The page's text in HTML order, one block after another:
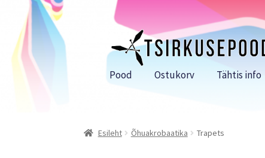
Liigu
navigeerimisele
Liigu
sisu
Pood Ostukorv Tähtis info
Esileht Õhuakrobaatika Trapets